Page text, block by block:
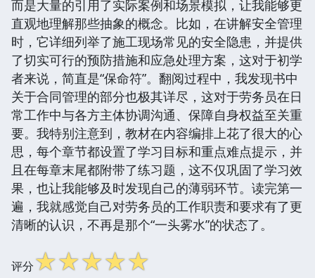
而是大量的引用了实际案例和场景模拟，让我能够更
直观地理解那些抽象的概念。比如，在讲解安全管理
时，它详细列举了施工现场常见的安全隐患，并提供
了切实可行的预防措施和应急处理方案，这对于初学
者来说，简直是“保命符”。翻阅过程中，我发现书中
关于合同管理的部分也极其详尽，这对于劳务员在日
常工作中与各方主体协调沟通、保障自身权益至关重
要。我特别注意到，教材在内容编排上花了很大的心
思，每个章节都设置了学习目标和重点难点提示，并
且在每章末尾都附带了练习题，这不仅巩固了学习效
果，也让我能够及时发现自己的薄弱环节。读完第一
遍，我就感觉自己对劳务员的工作职责和要求有了更
清晰的认识，不再是那个“一头雾水”的状态了。
评分☆☆☆☆☆